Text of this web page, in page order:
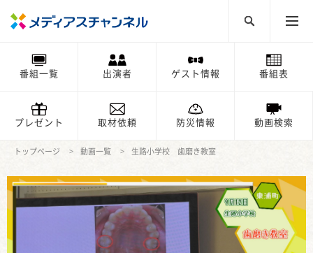
番組一覧 出演者 ゲスト情報 番組表
プレゼント 取材依頼 防災情報 動画検索
トップページ 動画一覧 生路小学校 歯磨き教室